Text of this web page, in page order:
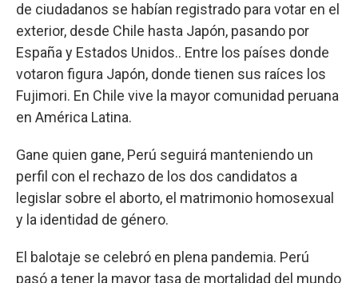
de ciudadanos se habían registrado para votar en el
exterior, desde Chile hasta Japón, pasando por
España y Estados Unidos.. Entre los países donde
votaron figura Japón, donde tienen sus raíces los
Fujimori. En Chile vive la mayor comunidad peruana
en América Latina.
Gane quien gane, Perú seguirá manteniendo un
perfil con el rechazo de los dos candidatos a
legislar sobre el aborto, el matrimonio homosexual
y la identidad de género.
El balotaje se celebró en plena pandemia. Perú
pasó a tener la mayor tasa de mortalidad del mundo